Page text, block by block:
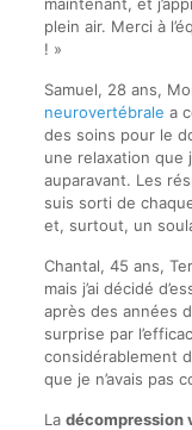
plein air. Merci à
! »
Samuel, 28 ans,
neurovertébrale a
des soins pour le
une relaxation que
auparavant. Les
suis sorti de
et, surtout, un
Chantal, 45 ans,
mais j’ai décidé
après des années
surprise par
considérablement
que je n’avais pas
La décompression